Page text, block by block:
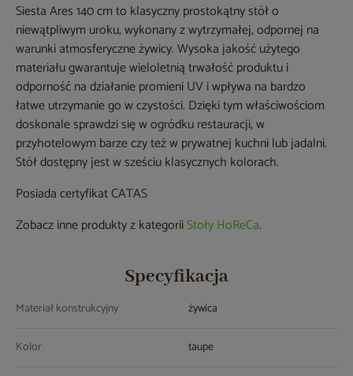
Siesta Ares 140 cm to klasyczny prostokątny stół o
niewątpliwym uroku, wykonany z wytrzymałej, odpornej na
warunki atmosferyczne żywicy. Wysoka jakość użytego
materiału gwarantuje wieloletnią trwałość produktu i
odporność na działanie promieni UV i wpływa na bardzo
łatwe utrzymanie go w czystości. Dzięki tym właściwościom
doskonale sprawdzi się w ogródku restauracji, w
przyhotelowym barze czy też w prywatnej kuchni lub jadalni.
Stół dostępny jest w sześciu klasycznych kolorach.
Posiada certyfikat CATAS
Zobacz inne produkty z kategoriiStoły HoReCa.
Specyfikacja
Materiał konstrukcyjny żywica
Kolor taupe